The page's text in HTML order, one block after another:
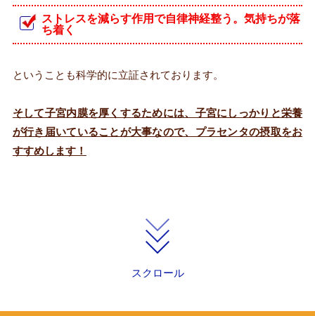
ストレスを減らす作用で自律神経整う。気持ちが落
ち着く
ということも科学的に立証されております。
そして子宮内膜を厚くするためには、子宮にしっかりと栄養
が行き届いていることが大事なので、プラセンタの摂取をお
すすめします！
スクロール